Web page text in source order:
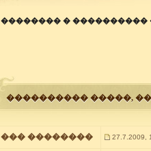
�������� � ����������
���������� �����,
��� �������� 27.7.2009,